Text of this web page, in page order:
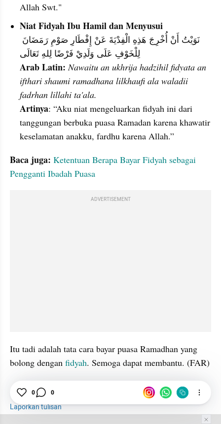
Allah Swt."
Niat Fidyah Ibu Hamil dan Menyusui
لِلْخَوْفِ عَلَى وَلَدِيْ فَرْضًا لِلهِ تَعَالَى
Arab Latin: Nawaitu an ukhrija hadzihil fidyata an
ifthari shaumi ramadhana lilkhaufi ala waladii
fadrhan lillahi ta'ala.
Artinya: “Aku niat mengeluarkan fidyah ini dari
tanggungan berbuka puasa Ramadan karena khawatir
keselamatan anakku, fardhu karena Allah.”
Baca juga: Ketentuan Berapa Bayar Fidyah sebagai
Pengganti Ibadah Puasa
ADVERTISEMENT
Itu tadi adalah tata cara bayar puasa Ramadhan yang
bolong dengan fidyah. Semoga dapat membantu. (FAR)
Bulan Ramadhan
Puasa
Laporkan tulisan
0 0